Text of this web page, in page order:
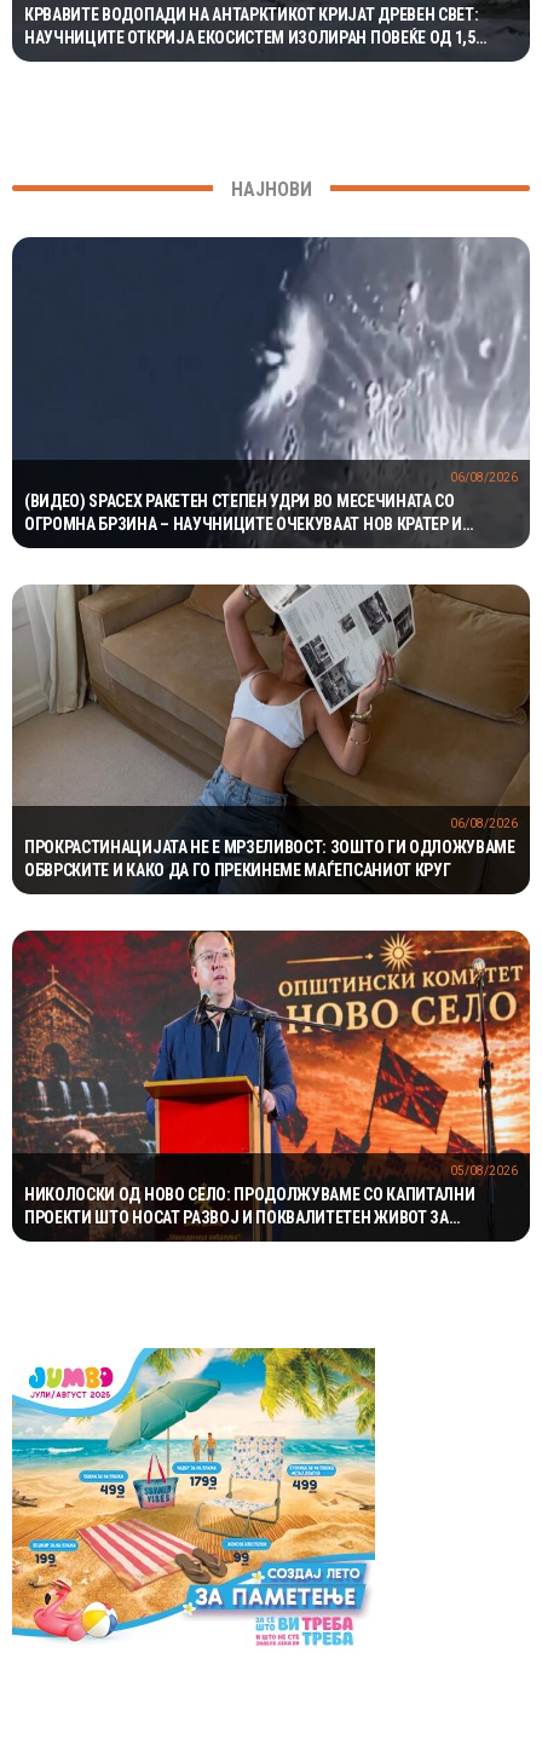
КРВАВИТЕ ВОДОПАДИ НА АНТАРКТИКОТ КРИЈАТ ДРЕВЕН СВЕТ:
НАУЧНИЦИТЕ ОТКРИЈА ЕКОСИСТЕМ ИЗОЛИРАН ПОВЕЌЕ ОД 1,5
МИЛИОНИ ГОДИНИ
НАЈНОВИ
(ВИДЕО) SPACEX РАКЕТЕН СТЕПЕН УДРИ ВО МЕСЕЧИНАТА СО
ОГРОМНА БРЗИНА – НАУЧНИЦИТЕ ОЧЕКУВААТ НОВ КРАТЕР И
ВАЖНИ СОЗНАНИЈА
06/08/2026
ПРОКРАСТИНАЦИЈАТА НЕ Е МРЗЕЛИВОСТ: ЗОШТО ГИ ОДЛОЖУВАМЕ
ОБВРСКИТЕ И КАКО ДА ГО ПРЕКИНЕМЕ МАЃЕПСАНИОТ КРУГ
06/08/2026
НИКОЛОСКИ ОД НОВО СЕЛО: ПРОДОЛЖУВАМЕ СО КАПИТАЛНИ
ПРОЕКТИ ШТО НОСАТ РАЗВОЈ И ПОКВАЛИТЕТЕН ЖИВОТ ЗА
ГРАЃАНИТЕ
05/08/2026